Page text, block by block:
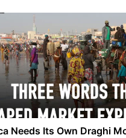
Needs Its Own Draghi